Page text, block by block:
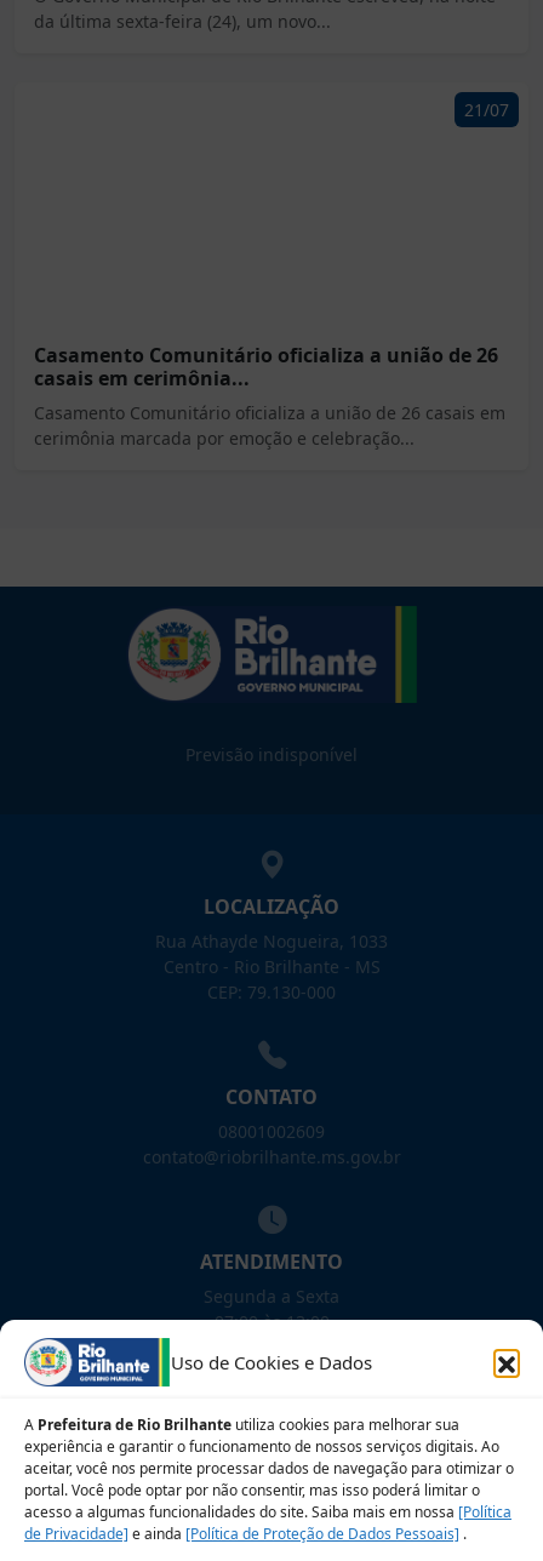
Uso de Cookies e Dados
A Prefeitura de Rio Brilhante utiliza cookies para melhorar sua
experiência e garantir o funcionamento de nossos serviços digitais. Ao
aceitar, você nos permite processar dados de navegação para otimizar o
portal. Você pode optar por não consentir, mas isso poderá limitar o
acesso a algumas funcionalidades do site. Saiba mais em nossa [Política
de Privacidade] e ainda [Política de Proteção de Dados Pessoais] .
da última sexta-feira (24), um novo...
21/07
Casamento Comunitário oficializa a união de 26
casais em cerimônia...
Casamento Comunitário oficializa a união de 26 casais em
cerimônia marcada por emoção e celebração...
Previsão indisponível
LOCALIZAÇÃO
Rua Athayde Nogueira, 1033
Centro - Rio Brilhante - MS
CEP: 79.130-000
CONTATO
08001002609
contato@riobrilhante.ms.gov.br
ATENDIMENTO
Segunda a Sexta
07:00 às 13:00
NOSSAS REDES!
Siga para novidades